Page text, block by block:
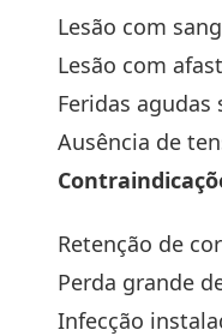
Lesão com
Lesão com
Feridas
Ausência de
Retenção de
Perda grande
Infecção